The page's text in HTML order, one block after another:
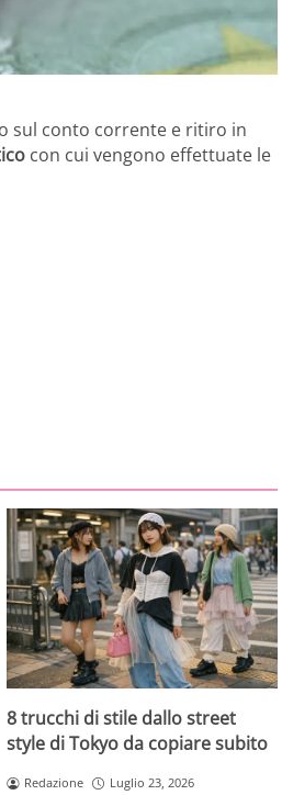
sul conto corrente e ritiro in
con cui vengono effettuate le
8 trucchi di stile dallo street
style di Tokyo da copiare subito
Redazione Luglio 23, 2026